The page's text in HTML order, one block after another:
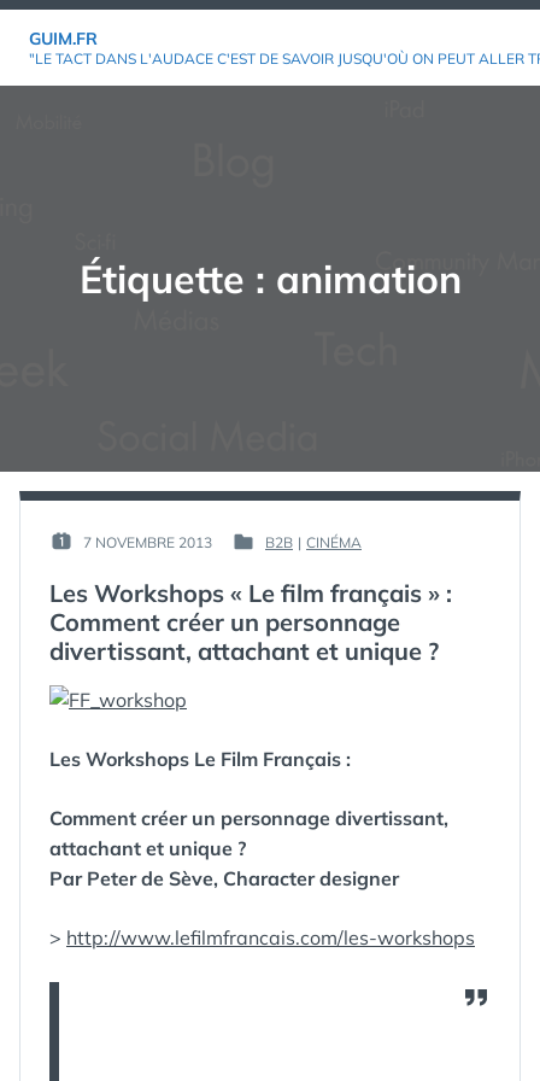
Aller
GUIM.FR
"LE TACT DANS L'AUDACE C'EST DE SAVOIR JUSQU'OÙ ON PEUT ALLER
Étiquette : animation
PUBLIÉ
7 NOVEMBRE 2013
PAR :
PUBLIÉ
B2B | CINÉMA
Les Workshops « Le film français » :
Comment créer un personnage
divertissant, attachant et unique ?
Les Workshops Le Film Français :
Comment créer un personnage divertissant,
attachant et unique ?
Par Peter de Sève, Character designer
> http://www.lefilmfrancais.com/les-workshops